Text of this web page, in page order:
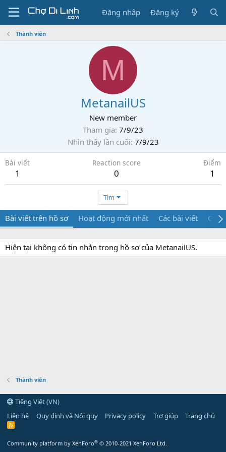
Đăng nhập Đăng ký
Thành viên
M
MetanailUS
New member
Tham gia 7/9/23
Nhìn thấy lần cuối 7/9/23
Bài viết
1
Reaction score
0
Điểm
1
Tìm
Bài viết trên hồ sơ Hoạt động mới nhất Các bài viết Giới
Hiện tại không có tin nhắn trong hồ sơ của MetanailUS.
Thành viên
Tiếng Việt (VN)
Liên hệ
Quy định và Nội quy Privacy policy Trợ giúp Trang chủ
R
Community platform by XenForo® © 2010-2021 XenForo Ltd.